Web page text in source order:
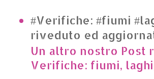
#Verifiche: #fiumi
riveduto ed
Un altro nostro Post
Verifiche: fiumi,